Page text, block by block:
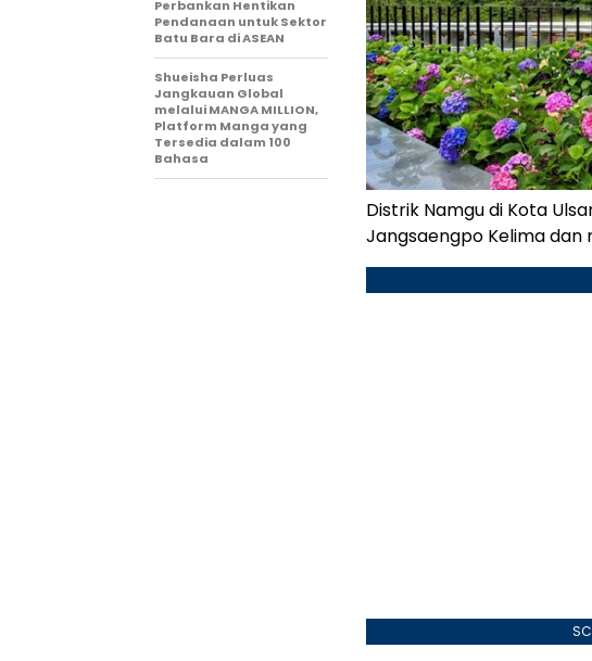
Distrik Namgu di Kota
Jangsaengpo Kelima dan
Perbankan Hentikan
Pendanaan untuk Sektor
Batu Bara di ASEAN
Shueisha Perluas
Jangkauan Global
melalui MANGA MILLION,
Platform Manga yang
Tersedia dalam 100
Bahasa